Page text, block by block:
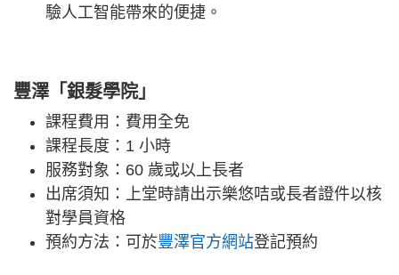
驗人工智能帶來的便捷。
豐澤「銀髮學院」
課程費用：費用全免
課程長度：1 小時
服務對象：60 歲或以上長者
出席須知：上堂時請出示樂悠咭或長者證件以核
對學員資格
預約方法：可於豐澤官方網站登記預約